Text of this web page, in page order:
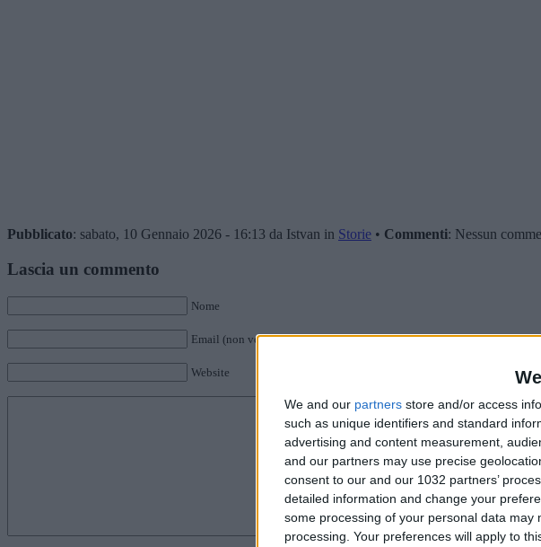
We and our partners store and/or access
such as unique identifiers and standard
advertising and content measurement,
and our partners may use precise
consent to our and our 1032 partners’
detailed information and change your
some processing of your personal data
processing. Your preferences will apply to
Pubblicato: sabato, 10 Gennaio 2026 - 16:13 da Istvan in Storie • Commenti: Nessun
Lascia un commento
Nome
Email (non verrà pubblicata)
Website